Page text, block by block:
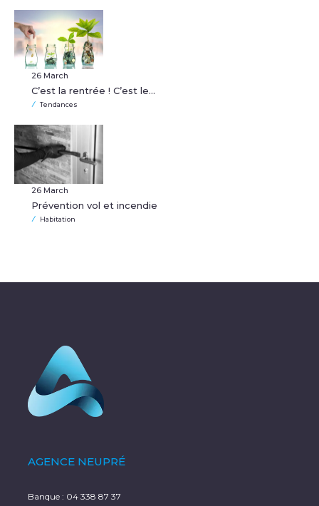
26 March
C’est la rentrée ! C’est le…
Tendances
26 March
Prévention vol et incendie
Habitation
AGENCE NEUPRÉ
Banque : 04 338 87 37